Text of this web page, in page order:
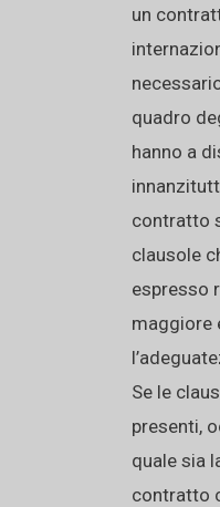
un
quadro
hanno a
contratto
clausole
espresso
maggiore
Se le
presenti,
quale sia
contratto